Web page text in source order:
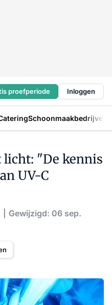
proefperiode Inloggen
Schoonmaakbedrijven
licht: "De kennis
UV-C
Gewijzigd: 06 sep.